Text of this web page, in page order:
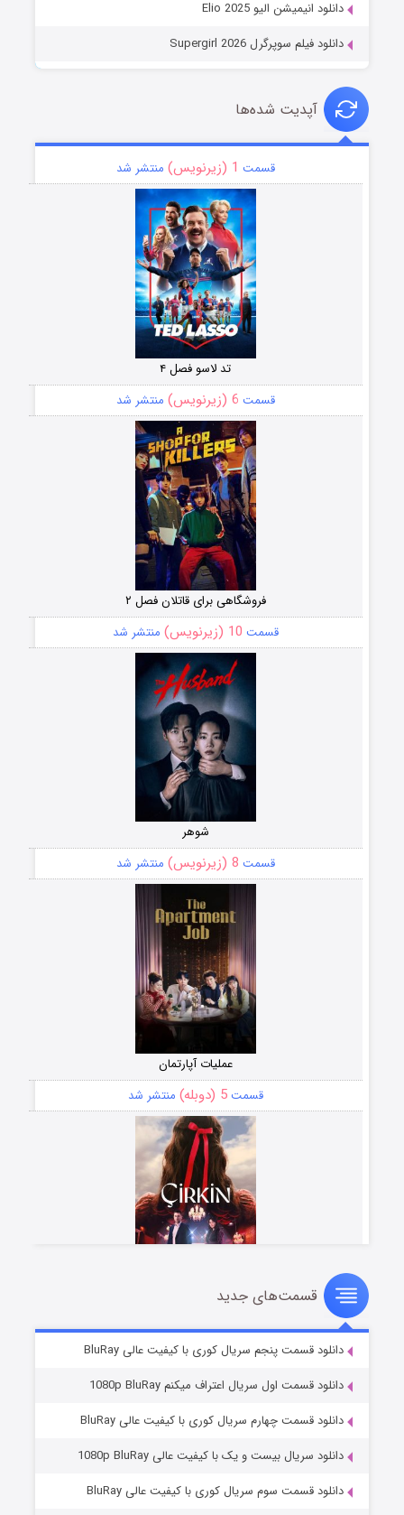
دانلود انیمیشن الیو Elio 2025
دانلود فیلم سوپرگرل Supergirl 2026
آپدیت شده‌ها
قسمت 1 (زیرنویس) منتشر شد
تد لاسو فصل ۴
قسمت 6 (زیرنویس) منتشر شد
فروشگاهی برای قاتلان فصل ۲
قسمت 10 (زیرنویس) منتشر شد
شوهر
قسمت 8 (زیرنویس) منتشر شد
عملیات آپارتمان
قسمت5 (دوبله) منتشر شد
سریال زشت
قسمت2 (زیرنویس) منتشر شد
قسمت‌های جدید
دانلود قسمت پنجم سریال کوری با کیفیت عالی BluRay
دانلود قسمت اول سریال اعتراف میکنم 1080p BluRay
دانلود قسمت چهارم سریال کوری با کیفیت عالی BluRay
دانلود سریال بیست و یک با کیفیت عالی 1080p BluRay
دانلود قسمت سوم سریال کوری با کیفیت عالی BluRay